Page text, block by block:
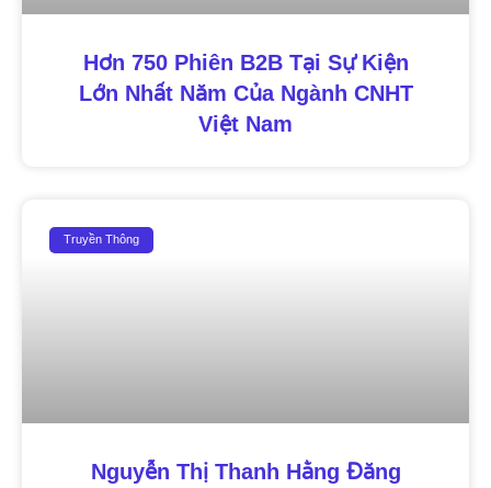
Hơn 750 Phiên B2B Tại Sự Kiện
Lớn Nhất Năm Của Ngành CNHT
Việt Nam
Truyền Thông
Nguyễn Thị Thanh Hằng Đăng